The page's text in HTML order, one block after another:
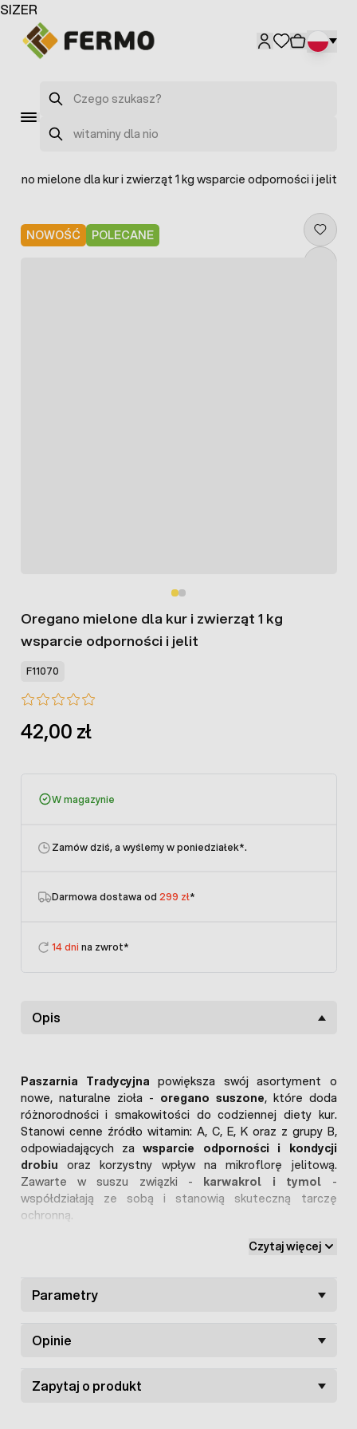
Przejdź do treści
Szukaj
Szukaj
mielone dla kur i zwierząt 1 kg wsparcie odporności i jelit
NOWOŚĆ POLECANE
Oregano mielone dla kur i zwierząt 1 kg
wsparcie odporności i jelit
F11070
42,00 zł
W magazynie
Zamów dziś, a wyślemy w poniedziałek*.
Darmowa dostawa od 299 zł*
14 dni na zwrot*
Opis
Paszarnia Tradycyjna powiększa swój asortyment o
nowe, naturalne zioła - oregano suszone, które doda
różnorodności i smakowitości do codziennej diety kur.
Stanowi cenne źródło witamin: A, C, E, K oraz z grupy B,
odpowiadających zawsparcie odporności i kondycji
drobiu oraz korzystny wpływ na mikroflorę jelitową.
Zawarte w suszu związki - karwakrol i tymol -
współdziałają ze sobą i stanowią skuteczną tarczę
ochronną.
różnego gatunku
chlewna, bydło, kozy i owce.
odpornościowego.
Czytaj więcej
Parametry
Opinie
Zapytaj o produkt
SIZER